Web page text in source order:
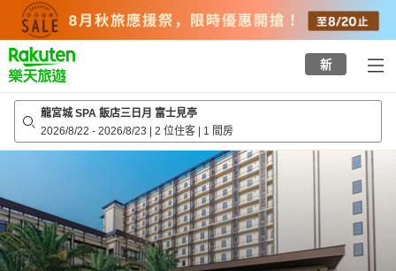
top
page
新
龍宮城 SPA 飯店三日月 富士見亭
2026/8/22 - 2026/8/23 | 2 位住客 | 1 間房